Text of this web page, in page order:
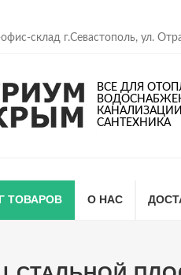
склад г.Севастополь, ул.
ВСЕ ДЛЯ
САНТЕХНИКА
ТОВАРОВ О НАС